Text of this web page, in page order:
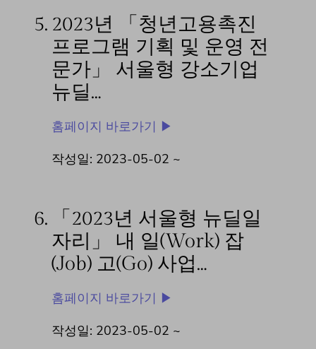
5. 2023년 「청년고용촉진
프로그램 기획 및 운영 전
문가」 서울형 강소기업
뉴딜…
홈페이지 바로가기 ▶
작성일: 2023-05-02 ~
6.
「2023년 서울형 뉴딜일
자리」 내 일(Work) 잡
(Job) 고(Go) 사업…
홈페이지 바로가기 ▶
작성일: 2023-05-02 ~